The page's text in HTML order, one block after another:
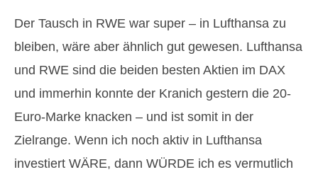
Der Tausch in RWE war super – in Lufthansa zu
bleiben, wäre aber ähnlich gut gewesen. Lufthansa
und RWE sind die beiden besten Aktien im DAX
und immerhin konnte der Kranich gestern die 20-
Euro-Marke knacken – und ist somit in der
Zielrange. Wenn ich noch aktiv in Lufthansa
investiert WÄRE, dann WÜRDE ich es vermutlich